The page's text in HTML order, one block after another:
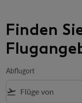
Finden
Abflugort
flight_takeoff